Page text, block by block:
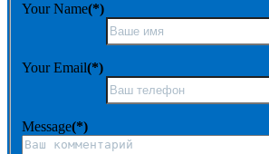
Your Name(*)
Your Email(*)
Message(*)